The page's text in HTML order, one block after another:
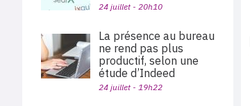
24 juillet - 20h10
La présence au bureau
ne rend pas plus
productif, selon une
étude d’Indeed
24 juillet - 19h22